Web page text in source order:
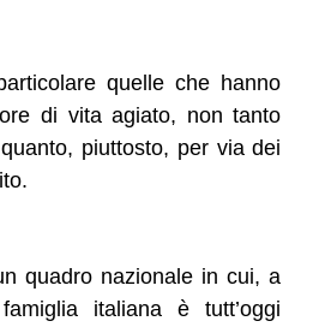
quelle che hanno
di vita agiato, non tanto
piuttosto, per via dei
quadro nazionale in cui, a
italiana è tutt’oggi